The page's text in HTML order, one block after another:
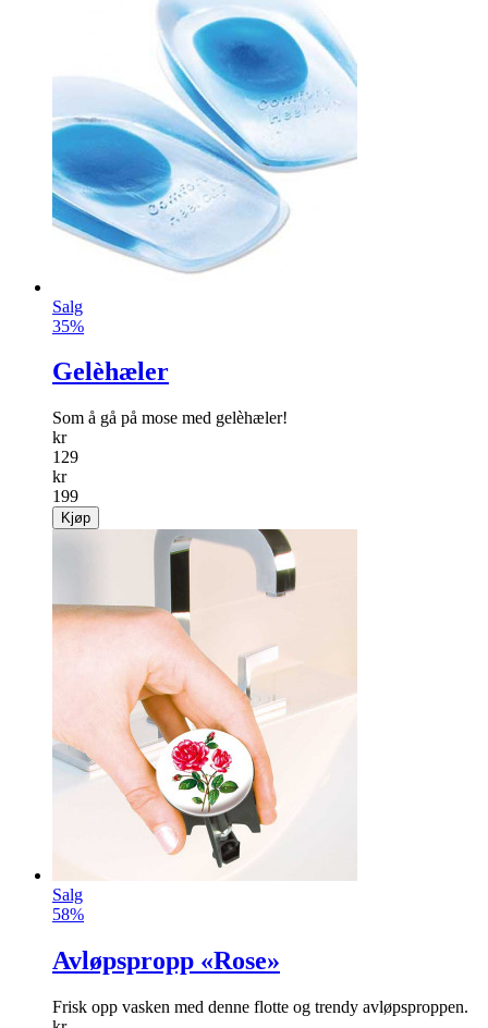
Salg
35%
Gelèhæler
Som å gå på mose med gelèhæler!
kr
129
kr
199
Kjøp
Salg
58%
Avløpspropp «Rose»
Frisk opp vasken med denne flotte og trendy avløpsproppen.